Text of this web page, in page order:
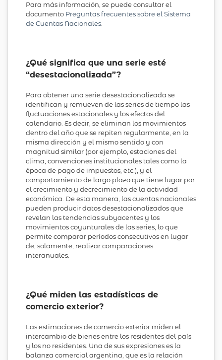
Para más información, se puede consultar el
documento Preguntas frecuentes sobre el Sistema
de Cuentas Nacionales
¿Qué significa que una serie esté
“desestacionalizada”?
Para obtener una serie desestacionalizada se
identifican y remueven de las series de tiempo las
fluctuaciones estacionales y los efectos del
calendario. Es decir, se eliminan los movimientos
dentro del año que se repiten regularmente, en la
misma dirección y el mismo sentido y con
magnitud similar (por ejemplo, estaciones del
clima, convenciones institucionales tales como la
época de pago de impuestos, etc.), y el
comportamiento de largo plazo que tiene lugar por
el crecimiento y decrecimiento de la actividad
económica. De esta manera, las cuentas nacionales
pueden producir datos desestacionalizados que
revelan las tendencias subyacentes y los
movimientos coyunturales de las series, lo que
permite comparar períodos consecutivos en lugar
de, solamente, realizar comparaciones
interanuales.
¿Qué miden las estadísticas de
comercio exterior?
Las estimaciones de comercio exterior miden el
intercambio de bienes entre los residentes del país
y los no residentes. Una de sus expresiones es la
balanza comercial argentina, que es la relación